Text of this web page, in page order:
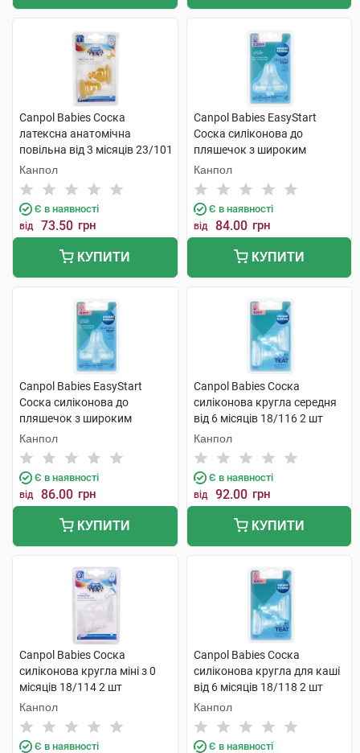
Canpol Babies Соска
латексна анатомічна
повільна від 3 місяців 23/101
2 шт
Канпол
Є в наявності
від 73.50 грн
КУПИТИ
Canpol Babies EasyStart
Соска силіконова до
пляшечок з широким
отвором швидка від 12
місяців 21/722 1 шт
Канпол
Є в наявності
від 84.00 грн
КУПИТИ
Canpol Babies EasyStart
Соска силіконова до
пляшечок з широким
отвором для каші від 6
місяців 21/723 1 шт
Канпол
Є в наявності
від 86.00 грн
КУПИТИ
Canpol Babies Соска
силіконова кругла середня
від 6 місяців 18/116 2 шт
Канпол
Є в наявності
від 92.00 грн
КУПИТИ
Canpol Babies Соска
силіконова кругла міні з 0
місяців 18/114 2 шт
Канпол
Є в наявності
Canpol Babies Соска
силіконова кругла для каші
від 6 місяців 18/118 2 шт
Канпол
Є в наявності